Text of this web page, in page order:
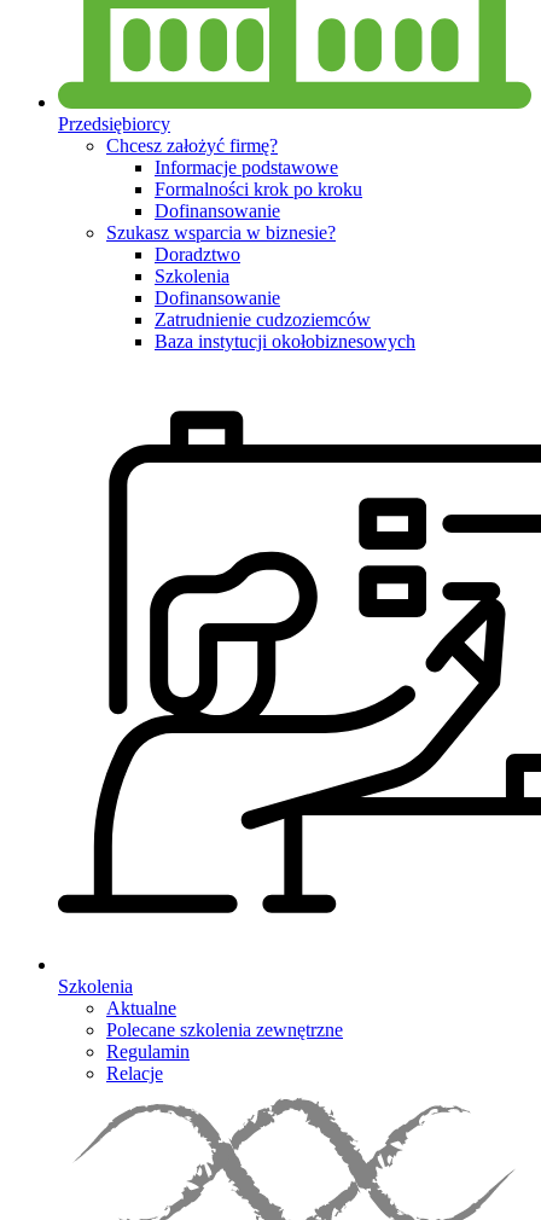
Przedsiębiorcy
Chcesz założyć firmę?
Informacje podstawowe
Formalności krok po kroku
Dofinansowanie
Szukasz wsparcia w biznesie?
Doradztwo
Szkolenia
Dofinansowanie
Zatrudnienie cudzoziemców
Baza instytucji okołobiznesowych
Szkolenia
Aktualne
Polecane szkolenia zewnętrzne
Regulamin
Relacje